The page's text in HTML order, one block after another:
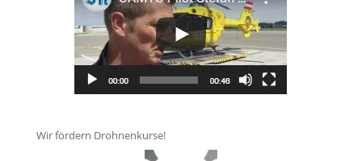
Wir fördern Drohnenkurse!